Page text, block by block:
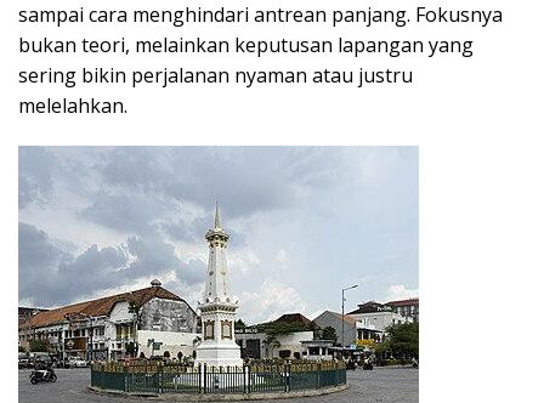
sampai cara menghindari antrean panjang. Fokusnya
bukan teori, melainkan keputusan lapangan yang
sering bikin perjalanan nyaman atau justru
melelahkan.